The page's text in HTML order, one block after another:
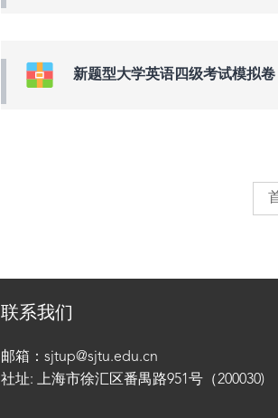
新题型大学英语四级考试模拟卷
联系我们
邮箱：sjtup@sjtu.edu.cn
社址: 上海市徐汇区番禺路951号（200030)